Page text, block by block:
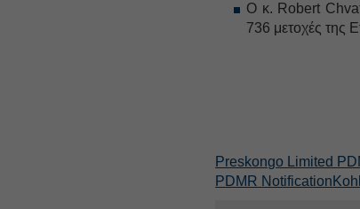
Ο κ. Robert
736 μετοχές της
Preskongo Limited
PDMR Notification